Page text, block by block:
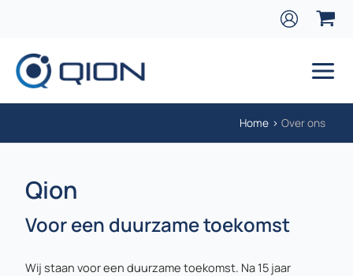
Main
Home Over ons
Qion
Voor een duurzame toekomst
Wij staan voor een duurzame toekomst. Na 15 jaar